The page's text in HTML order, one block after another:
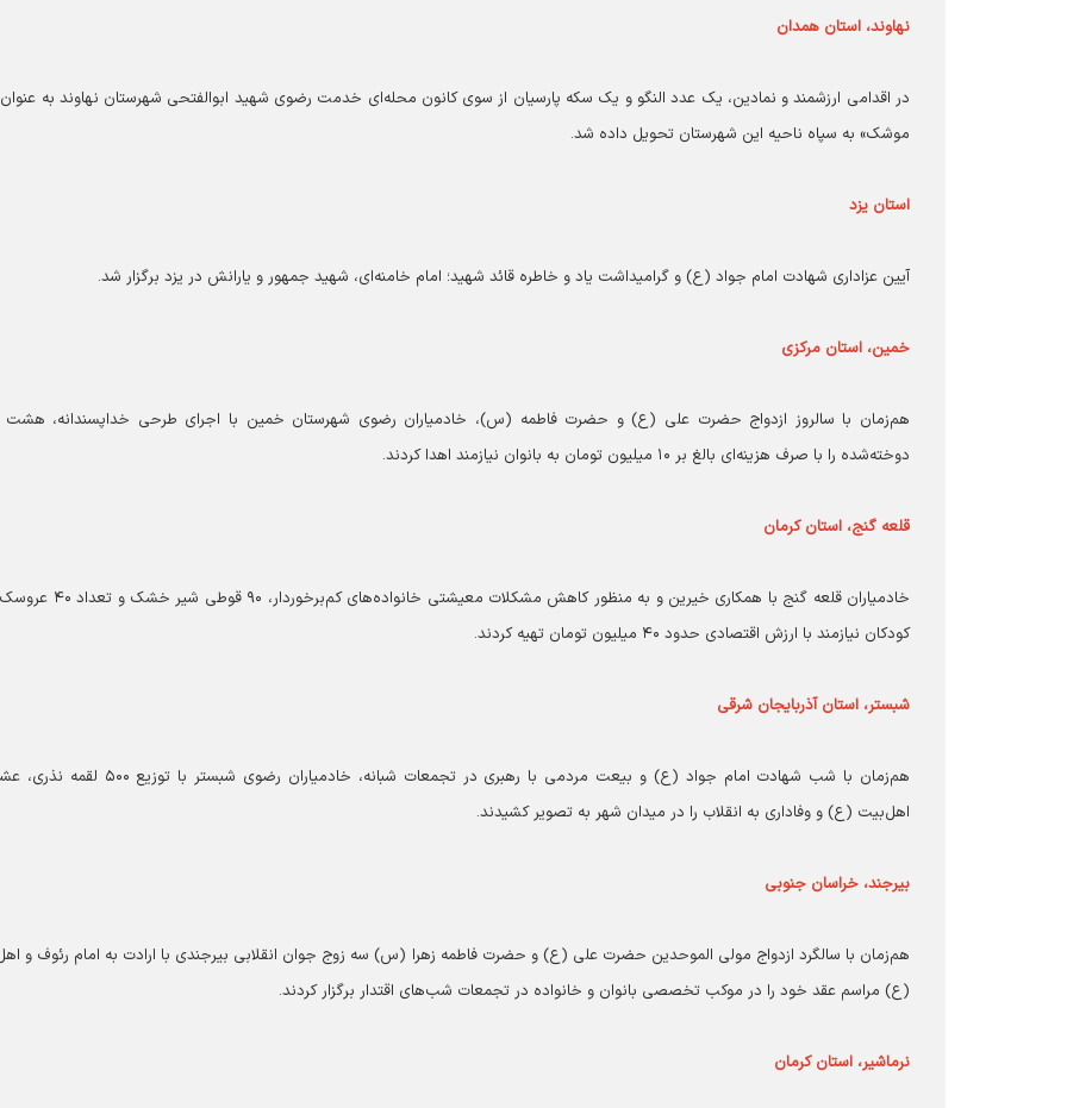
نهاوند، استان همدان
در اقدامی ارزشمند و نمادین، یک عدد النگو و یک سکه پارسیان از سوی کانون محله‌ای خدمت رضوی شهید ابوالفتحی شهرستان نهاوند به عنوان
موشک» به سپاه ناحیه این شهرستان تحویل داده شد.
استان یزد
آیین عزاداری شهادت امام جواد (ع) و گرامیداشت یاد و خاطره قائد شهید؛ امام خامنه‌ای، شهید جمهور و یارانش در یزد برگزار شد.
خمین، استان مرکزی
هم‌زمان با سالروز ازدواج حضرت علی (ع) و حضرت فاطمه (س)، خادمیاران رضوی شهرستان خمین با اجرای طرحی خداپسندانه، هشت
دوخته‌شده را با صرف هزینه‌ای بالغ بر ۱۰ میلیون تومان به بانوان نیازمند اهدا کردند.
قلعه گنج، استان کرمان
خادمیاران قلعه گنج با همکاری خیرین و به منظور کاهش مشکلات معیشتی
کودکان نیازمند با ارزش اقتصادی حدود ۴۰ میلیون تومان تهیه کردند.
شبستر، استان آذربایجان شرقی
هم‌زمان با شب شهادت امام جواد (ع) و بیعت مردمی با رهبری در تجمعات شبانه، خادمیاران رضوی
اهل‌بیت (ع) و وفاداری به انقلاب را در میدان شهر به تصویر کشیدند.
بیرجند، خراسان جنوبی
هم‌زمان با سالگرد ازدواج مولی الموحدین حضرت علی (ع) و حضرت فاطمه زهرا (س) سه زوج جوان انقلابی بیرجندی با ارادت به امام رئوف و
(ع) مراسم عقد خود را در موکب تخصصی بانوان و خانواده در تجمعات شب‌های اقتدار برگزار کردند.
نرماشیر، استان کرمان